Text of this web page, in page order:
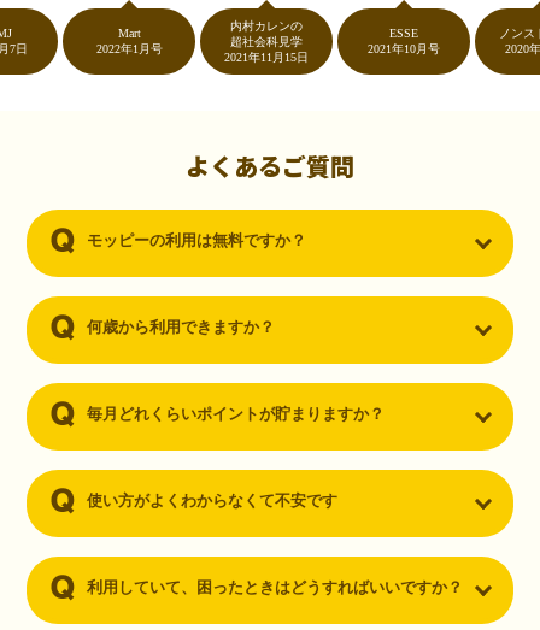
ントが貯まるなんて…もっと早く教えてほしかった～！貯まったポイ
ントはギフト券に交換して、プチ贅沢を楽しんでます♪
（30代・男性）
ーを知りました。クレジットカードを発行するだけでポイントが貯ま
るならと無料登録して、クレジットカードの発行やアプリダウンロー
2022年1月号
内村カレンの
超社会科見学
2021年11月15日
2021年10月号
ノンストップ
2020年5月7
よくあるご質問
モッピーの利用は無料ですか？
何歳から利用できますか？
毎月どれくらいポイントが貯まりますか？
使い方がよくわからなくて不安です
利用していて、困ったときはどうすればいいですか？